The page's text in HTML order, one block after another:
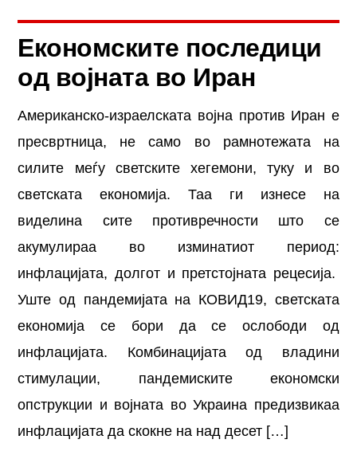
Економските последици
од војната во Иран
Американско-израелската војна против Иран е
пресвртница, не само во рамнотежата на
силите меѓу светските хегемони, туку и во
светската економија. Таа ги изнесе на
виделина сите противречности што се
акумулираа во изминатиот период:
инфлацијата, долгот и претстојната рецесија.
Уште од пандемијата на КОВИД19, светската
економија се бори да се ослободи од
инфлацијата. Комбинацијата од владини
стимулации, пандемиските економски
опструкции и војната во Украина предизвикаа
инфлацијата да скокне на над десет […]